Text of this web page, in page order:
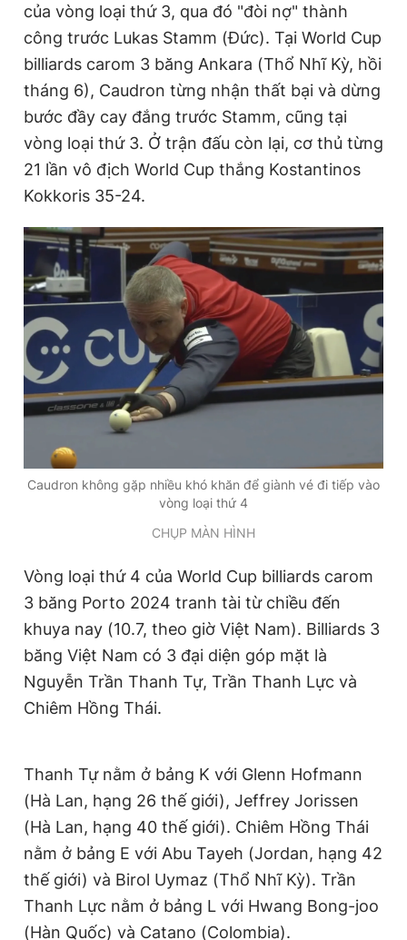
của vòng loại thứ 3, qua đó "đòi nợ" thành
công trước Lukas Stamm (Đức). Tại World Cup
billiards carom 3 băng Ankara (Thổ Nhĩ Kỳ, hồi
tháng 6), Caudron từng nhận thất bại và dừng
bước đầy cay đắng trước Stamm, cũng tại
vòng loại thứ 3. Ở trận đấu còn lại, cơ thủ từng
21 lần vô địch World Cup thắng Kostantinos
Kokkoris 35-24.
Caudron không gặp nhiều khó khăn để giành vé đi tiếp vào
vòng loại thứ 4
CHỤP MÀN HÌNH
Vòng loại thứ 4 của World Cup billiards carom
3 băng Porto 2024 tranh tài từ chiều đến
khuya nay (10.7, theo giờ Việt Nam). Billiards 3
băng Việt Nam có 3 đại diện góp mặt là
Nguyễn Trần Thanh Tự, Trần Thanh Lực và
Chiêm Hồng Thái.
Thanh Tự nằm ở bảng K với Glenn Hofmann
(Hà Lan, hạng 26 thế giới), Jeffrey Jorissen
(Hà Lan, hạng 40 thế giới). Chiêm Hồng Thái
nằm ở bảng E với Abu Tayeh (Jordan, hạng 42
thế giới) và Birol Uymaz (Thổ Nhĩ Kỳ). Trần
Thanh Lực nằm ở bảng L với Hwang Bong-joo
(Hàn Quốc) và Catano (Colombia).